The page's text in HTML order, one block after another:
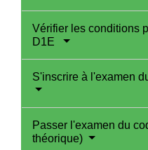
Vérifier les conditions
D1E
S'inscrire à l'examen
Passer l'examen du
théorique)